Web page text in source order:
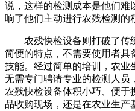
说，这样的检测成本是他们难
响了他们主动进行农残检测的
农残快检设备则打破了传
简便的特点，不需要使用者具
技能。经过简单的培训，农业
无需专门聘请专业的检测人员
农残快检设备体积小巧、便于
品收购现场，还是在农业生产